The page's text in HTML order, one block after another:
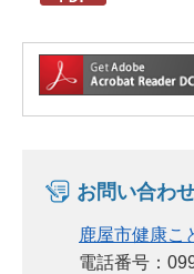
お問い合わ
鹿屋市健康こ
電話番号：